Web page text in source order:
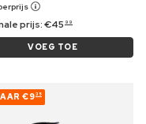
prijs:€45 99
VOEG TOE
€935